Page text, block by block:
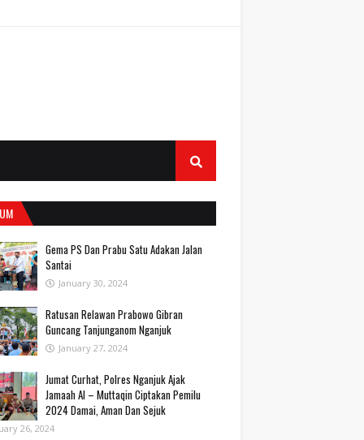
Gema PS Dan Prabu Satu Adakan Jalan
Santai
January 30, 2024
Ratusan Relawan Prabowo Gibran
Guncang Tanjunganom Nganjuk
January 27, 2024
Jumat Curhat, Polres Nganjuk Ajak
Jamaah Al – Muttaqin Ciptakan Pemilu
2024 Damai, Aman Dan Sejuk
26, 2024